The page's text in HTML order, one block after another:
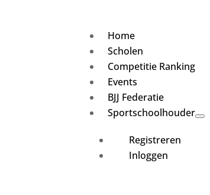
Home
Scholen
Competitie Ranking
Events
BJJ Federatie
Sportschoolhouder
Registreren
Inloggen